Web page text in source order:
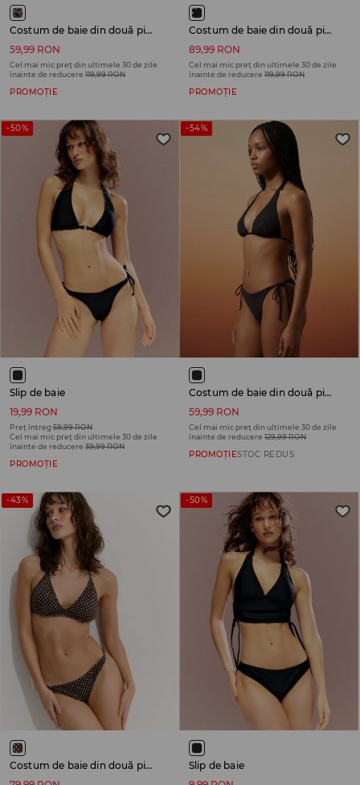
Costum de baie din două piese Hello Kitty
59,99 RON
Cel mai mic preț din ultimele 30 de zile
înainte de reducere 119,99 RON
PROMOȚIE
Costum de baie din două piese
89,99 RON
Cel mai mic preț din ultimele 30 de zile
înainte de reducere 119,99 RON
PROMOȚIE
-50%
Slip de baie
19,99 RON
Preț întreg59,99 RON
Cel mai mic preț din ultimele 30 de zile
înainte de reducere 39,99 RON
PROMOȚIE
-54%
Costum de baie din două piese
59,99 RON
Cel mai mic preț din ultimele 30 de zile
înainte de reducere 129,99 RON
PROMOȚIESTOC REDUS
-43%
Costum de baie din două piese
-50%
Slip de baie